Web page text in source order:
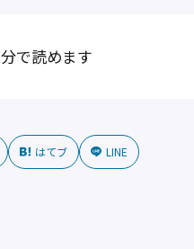
分で読めます
はてブ LINE